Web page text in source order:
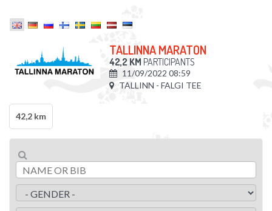
TALLINNA MARATON
42,2 KM PARTICIPANTS
11/09/2022 08:59
TALLINN - FALGI TEE
42,2 km